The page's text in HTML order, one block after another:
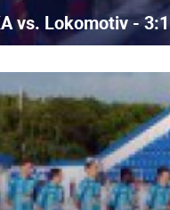
vs. Lokomotiv - 3:1